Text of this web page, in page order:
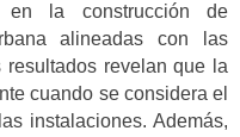
en la construcción de
alineadas con las
resultados revelan que la
cuando se considera el
instalaciones. Además,